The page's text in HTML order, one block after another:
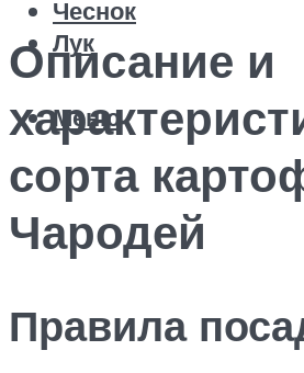
Чеснок
Лук
Меню
Описание и
сорта
Чародей
Правила